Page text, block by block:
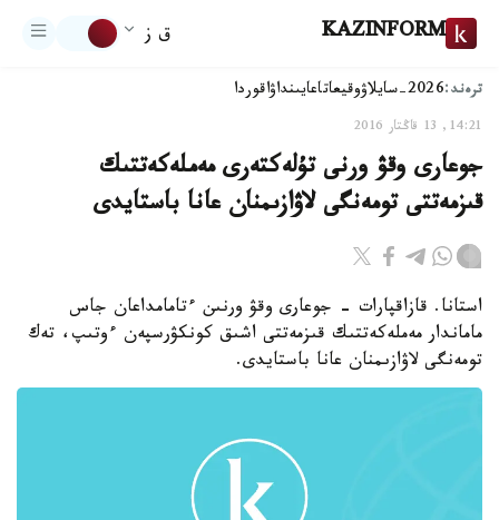
KAZINFORM ق ز
ترەند:2026-سايلاۋ وقيعاتاعايىنداۋاقوردا
14:21, 13 قاڭتار 2016
جوعارى وقۋ ورنى تۇلەكتەرى مەملەكەتتىك
قىزمەتتى تومەنگى لاۋازىمنان عانا باستايدى
استانا. قازاقپارات - جوعارى وقۋ ورنىن ءتامامداعان جاس
ماماندار مەملەكەتتىك قىزمەتتى اشىق كونكۋرسپەن ءوتىپ، تەك
تومەنگى لاۋازىمنان عانا باستايدى.